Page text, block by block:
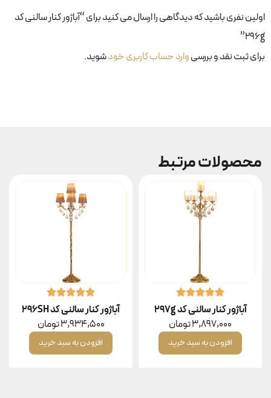
اولین نفری باشید که دیدگاهی را ارسال می کنید برای “آباژور کنار سالنی کد
296g”
برای ثبت نقد و بررسیوارد حساب کاربری خودشوید.
محصولات مرتبط
آباژور کنار سالنی کد 297g
3,897,000تومان
افزودن به سبد خرید
آباژور کنار سالنی کد 296SH
3,934,500تومان
افزودن به سبد خرید